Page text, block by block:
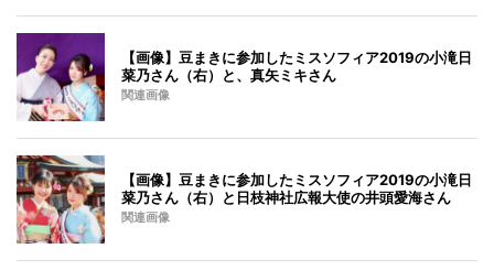
【画像】豆まきに参加したミスソフィア2019の小滝日
菜乃さん（右）と、真矢ミキさん
関連画像
【画像】豆まきに参加したミスソフィア2019の小滝日
菜乃さん（右）と日枝神社広報大使の井頭愛海さん
関連画像